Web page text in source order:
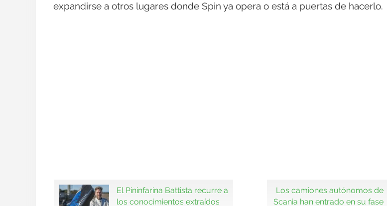
expandirse a otros lugares donde Spin ya opera o está a puertas de hacerlo.
El Pininfarina Battista recurre a
los conocimientos extraídos
Los camiones autónomos de
Scania han entrado en su fase